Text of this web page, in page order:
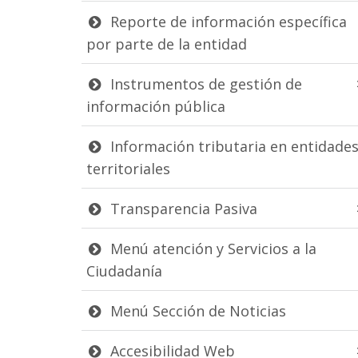
Reporte de información específica
por parte de la entidad
Instrumentos de gestión de
información pública
Información tributaria en entidades
territoriales
Transparencia Pasiva
Menú atención y Servicios a la
Ciudadanía
Menú Sección de Noticias
Accesibilidad Web